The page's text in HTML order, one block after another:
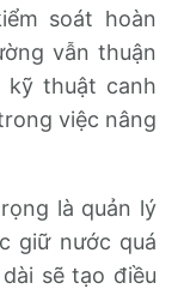
soát hoàn
vẫn thuận
kỹ thuật canh
việc nâng
là quản lý
giữ nước quá
sẽ tạo điều